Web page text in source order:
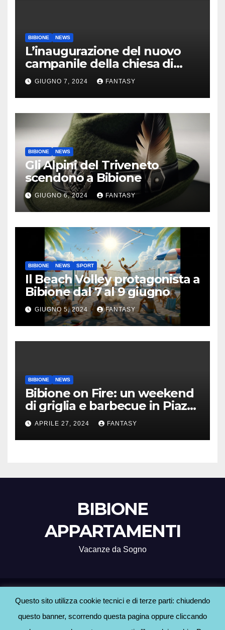
BIBIONE NEWS
L’inaugurazione del nuovo
campanile della chiesa di
Santa Maria Assunta di
Bibione
GIUGNO 7, 2024 FANTASY
BIBIONE NEWS
Gli Alpini del Triveneto
scendono a Bibione
GIUGNO 6, 2024 FANTASY
BIBIONE NEWS SPORT
Il Beach Volley protagonista a
Bibione dal 7 al 9 giugno
GIUGNO 5, 2024 FANTASY
BIBIONE NEWS
Bibione on Fire: un weekend
di griglia e barbecue in Piazza
Treviso
APRILE 27, 2024 FANTASY
BIBIONE
APPARTAMENTI
Vacanze da Sogno
Proudly powered by WordPress Tema: Newsup di Themeansar .
Home Agenzie Bibione Contatti Hotel a Bibione Informativa Cookie
Questo sito utilizza cookie tecnici e di terze parti: chiudendo
questo banner, scorrendo questa pagina oppure cliccando